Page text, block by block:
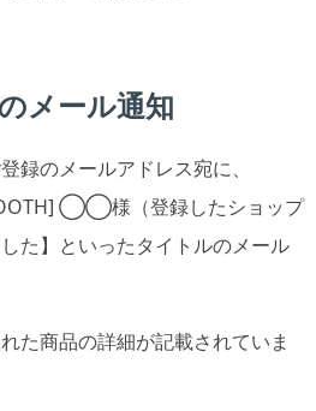
メール通知
録のメールアドレス宛に、
◯◯様（登録したショップ
た】といったタイトルのメール
た商品の詳細が記載されていま